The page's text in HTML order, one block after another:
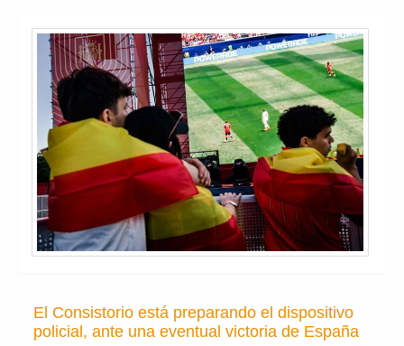
El Consistorio está preparando el dispositivo
policial, ante una eventual victoria de España